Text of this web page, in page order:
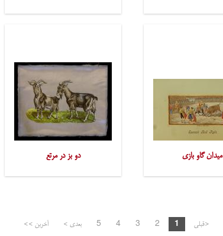
میدان گاو بازی دو بز در مرتع
<قبلی 1
2
3
4
5 بعدی > آخرین >>